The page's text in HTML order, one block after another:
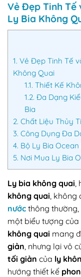
Vẻ Đẹp Tinh Tế
Ly Bia Không
1. Vẻ Đẹp Tinh Tế
Không Quai
1.1. Thiết Kế
1.2. Đa Dạng
Bia
2. Chất Liệu Thủy
3. Công Dụng Đa
4. Bộ Ly Bia
5. Nơi Mua Ly Bia
Ly bia không quai,
không quai, không
nước thông
một biểu tượng
không quai mang
giản, nhưng lại vô
tối giản của ly
hướng thiết kế